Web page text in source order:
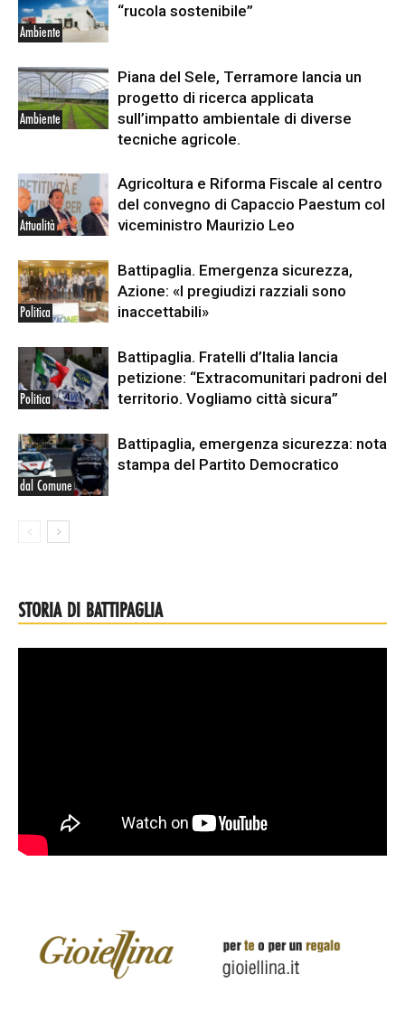
Ambiente
“rucola sostenibile”
Ambiente
Piana del Sele, Terramore lancia un
progetto di ricerca applicata
sull’impatto ambientale di diverse
tecniche agricole.
Attualità
Agricoltura e Riforma Fiscale al centro
del convegno di Capaccio Paestum col
viceministro Maurizio Leo
Politica
Battipaglia. Emergenza sicurezza,
Azione: «I pregiudizi razziali sono
inaccettabili»
Politica
Battipaglia. Fratelli d’Italia lancia
petizione: “Extracomunitari padroni del
territorio. Vogliamo città sicura”
dal Comune
Battipaglia, emergenza sicurezza: nota
stampa del Partito Democratico
STORIA DI BATTIPAGLIA